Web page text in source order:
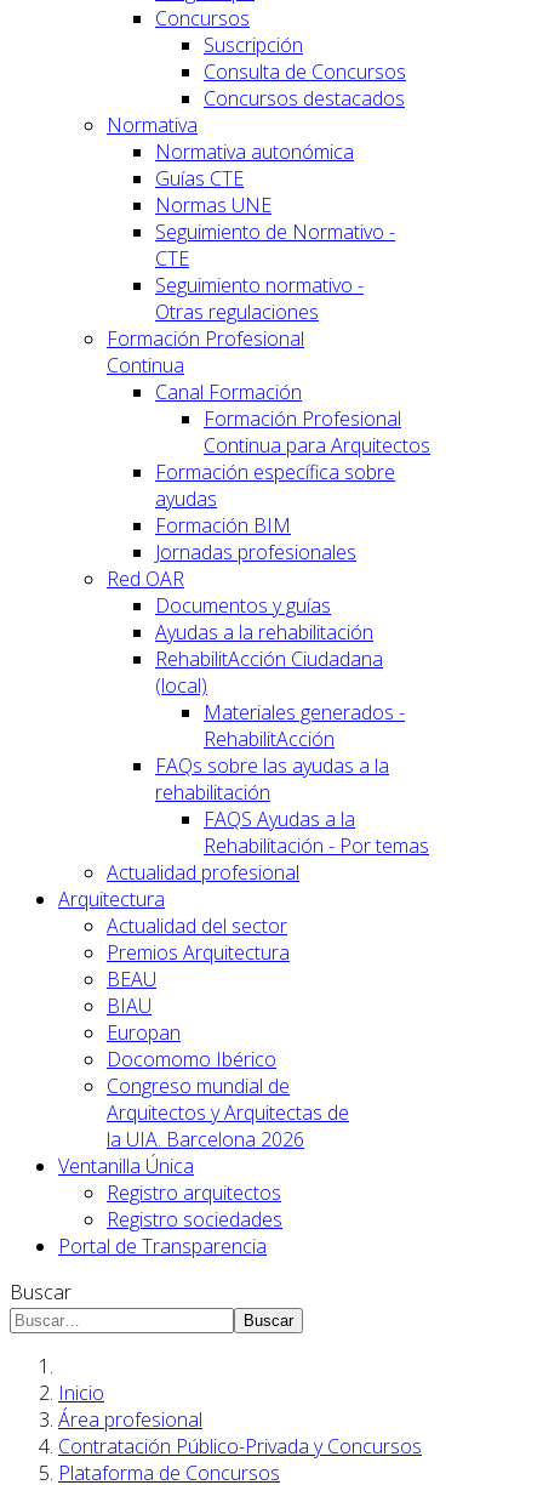
Concursos
Suscripción
Consulta de Concursos
Concursos destacados
Normativa
Normativa autonómica
Guías CTE
Normas UNE
Seguimiento de Normativo -
CTE
Seguimiento normativo -
Otras regulaciones
Formación Profesional
Continua
Canal Formación
Formación Profesional
Continua para Arquitectos
Formación específica sobre
ayudas
Formación BIM
Jornadas profesionales
Red OAR
Documentos y guías
Ayudas a la rehabilitación
RehabilitAcción Ciudadana
(local)
Materiales generados -
RehabilitAcción
FAQs sobre las ayudas a la
rehabilitación
FAQS Ayudas a la
Rehabilitación - Por temas
Actualidad profesional
Arquitectura
Actualidad del sector
Premios Arquitectura
BEAU
BIAU
Europan
Docomomo Ibérico
Congreso mundial de
Arquitectos y Arquitectas de
la UIA. Barcelona 2026
Ventanilla Única
Registro arquitectos
Registro sociedades
Portal de Transparencia
Buscar
Buscar
Inicio
Área profesional
Contratación Público-Privada y Concursos
Plataforma de Concursos